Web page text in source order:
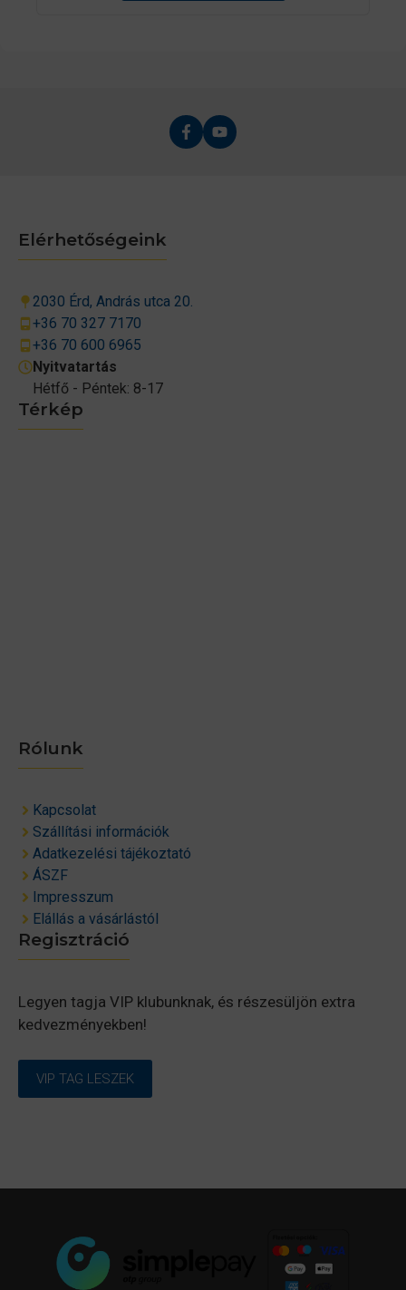
Térkép
Rólunk
Kapcsolat
Szállítási információk
Adatkezelési tájékoztató
ÁSZF
Impresszum
Elállás a vásárlástól
Elérhetőségeink
2030 Érd, András utca 20.
+36 70 327 7170
+36 70 600 6965
Nyitvatartás
Hétfő - Péntek: 8-17
Regisztráció
Legyen tagja VIP klubunknak, és részesüljön extra
kedvezményekben!
VIP TAG LESZEK